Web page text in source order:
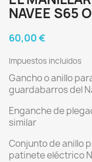
NAVEE S65
60,00 €
Impuestos incluidos
Gancho o anillo
guardabarros del
Enganche de
similar
Conjunto de anillo
patinete eléctrico